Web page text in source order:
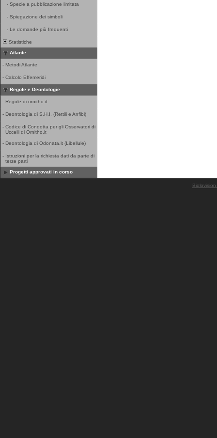
- Specie a pubblicazione limitata
- Spiegazione dei simboli
- Le domande più frequenti
Statistiche
Atlante
- Metodi Atlante
- Calcolo Effemeridi
Regole e Deontologie
- Regole di ornitho.it
- Deontologia di S.H.I. (Rettili e Anfibi)
- Codice di Condotta per gli Osservatori di
Uccelli di Ornitho.it
- Deontologia di Odonata.it (Libellule)
- Istruzioni per la richiesta dati da parte di
terze parti
Progetti approvati in corso
Biolovision